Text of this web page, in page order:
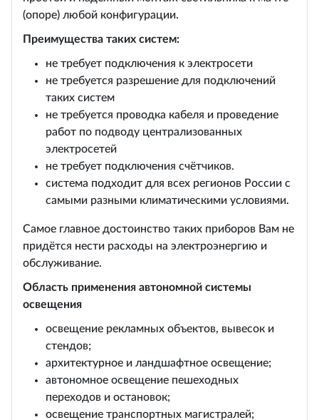
(опоре) любой конфигурации.
Преимущества таких систем:
не требует подключения к электросети
не требуется разрешение для подключений
таких систем
не требуется проводка кабеля и проведение
работ по подводу централизованных
электросетей
не требует подключения счётчиков.
система подходит для всех регионов России с
самыми разными климатическими условиями.
Самое главное достоинство таких приборов Вам не
придётся нести расходы на электроэнергию и
обслуживание.
Область применения автономной системы
освещения
освещение рекламных объектов, вывесок и
стендов;
архитектурное и ландшафтное освещение;
автономное освещение пешеходных
переходов и остановок;
освещение транспортных магистралей;